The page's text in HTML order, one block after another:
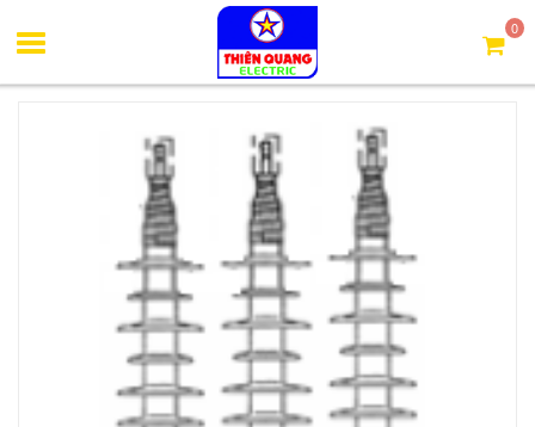
0
Đầu cáp trung thế co nguội 3M
Đầu cáp co nguội
3 pha 24kV ngoài trời 185mm2(QTII-6S-32 Series)